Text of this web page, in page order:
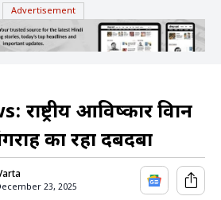
Advertisement
आविष्कार विज्ञान
का रहा दबदबा
23, 2025